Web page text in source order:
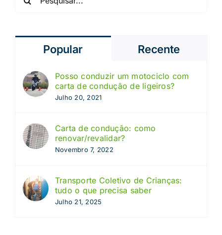
Popular Recente
Posso conduzir um motociclo com
carta de condução de ligeiros?
Julho 20, 2021
Carta de condução: como
renovar/revalidar?
Novembro 7, 2022
Transporte Coletivo de Crianças:
tudo o que precisa saber
Julho 21, 2025